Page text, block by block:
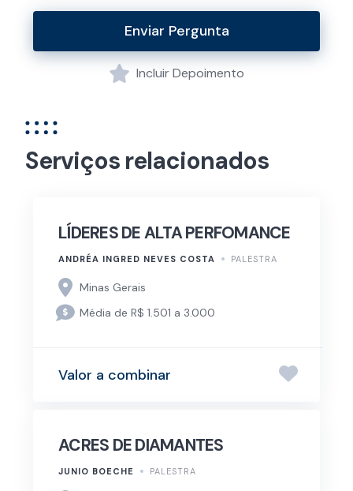
Enviar Pergunta
Incluir Depoimento
Serviços relacionados
LÍDERES DE ALTA PERFOMANCE
ANDRÉA INGRED NEVES COSTA PALESTRA
Minas Gerais
Média de R$ 1.501 a 3.000
Valor a combinar
ACRES DE DIAMANTES
JUNIO BOECHE PALESTRA